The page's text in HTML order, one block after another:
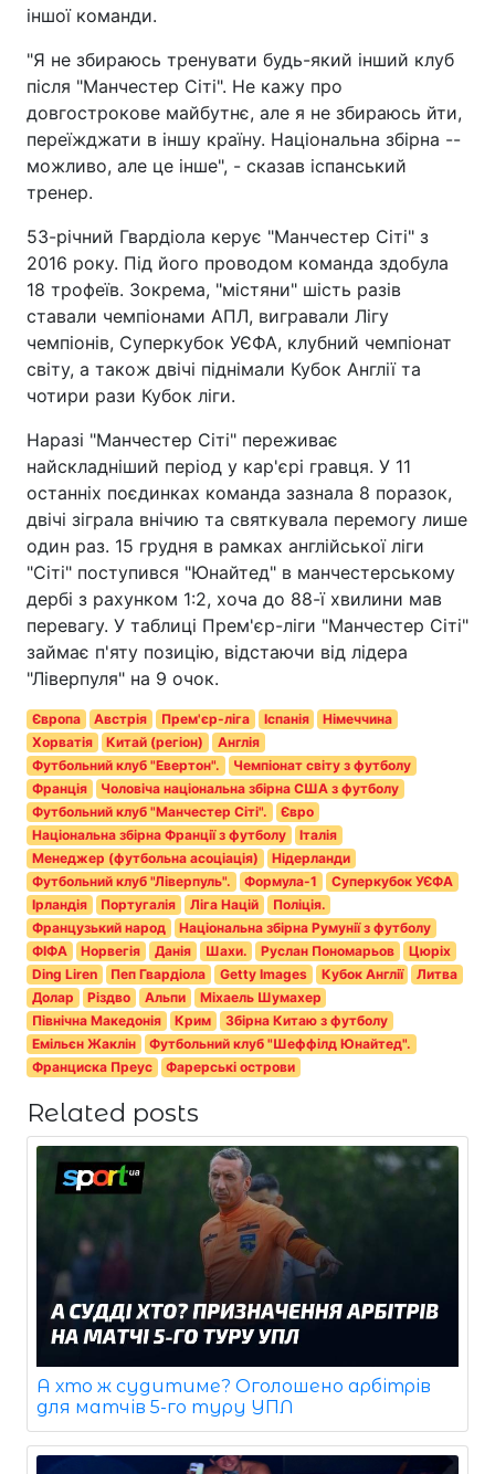
іншої команди.
"Я не збираюсь тренувати будь-який інший клуб
після "Манчестер Сіті". Не кажу про
довгострокове майбутнє, але я не збираюсь йти,
переїжджати в іншу країну. Національна збірна --
можливо, але це інше", - сказав іспанський
тренер.
53-річний Гвардіола керує "Манчестер Сіті" з
2016 року. Під його проводом команда здобула
18 трофеїв. Зокрема, "містяни" шість разів
ставали чемпіонами АПЛ, вигравали Лігу
чемпіонів, Суперкубок УЄФА, клубний чемпіонат
світу, а також двічі піднімали Кубок Англії та
чотири рази Кубок ліги.
Наразі "Манчестер Сіті" переживає
найскладніший період у кар'єрі гравця. У 11
останніх поєдинках команда зазнала 8 поразок,
двічі зіграла внічию та святкувала перемогу лише
один раз. 15 грудня в рамках англійської ліги
"Сіті" поступився "Юнайтед" в манчестерському
дербі з рахунком 1:2, хоча до 88-ї хвилини мав
перевагу. У таблиці Прем'єр-ліги "Манчестер Сіті"
займає п'яту позицію, відстаючи від лідера
"Ліверпуля" на 9 очок.
Європа Австрія Прем'єр-ліга Іспанія
Німеччина
Хорватія
Китай (регіон)
Англія
Футбольний клуб "Евертон".
Чемпіонат світу з футболу
Франція
Чоловіча національна збірна США з футболу
Футбольний клуб "Манчестер Сіті".
Євро
Національна збірна Франції з футболу
Італія
Менеджер (футбольна асоціація)
Нідерланди
Футбольний клуб "Ліверпуль".
Формула-1
Суперкубок УЄФА
Ірландія
Португалія Ліга Націй
Поліція.
Французький народ
Національна збірна Румунії з футболу
ФІФА
Норвегія Данія Шахи. Руслан Пономарьов
Цюріх
Ding Liren
Пеп Гвардіола Getty Images Кубок Англії
Литва
Долар
Різдво Альпи
Міхаель Шумахер
Північна Македонія
Крим
Збірна Китаю з футболу
Емільєн Жаклін
Футбольний клуб "Шеффілд Юнайтед".
Франциска Преус
Фарерські острови
Related posts
А хто ж судитиме? Оголошено арбітрів
для матчів 5-го туру УПЛ